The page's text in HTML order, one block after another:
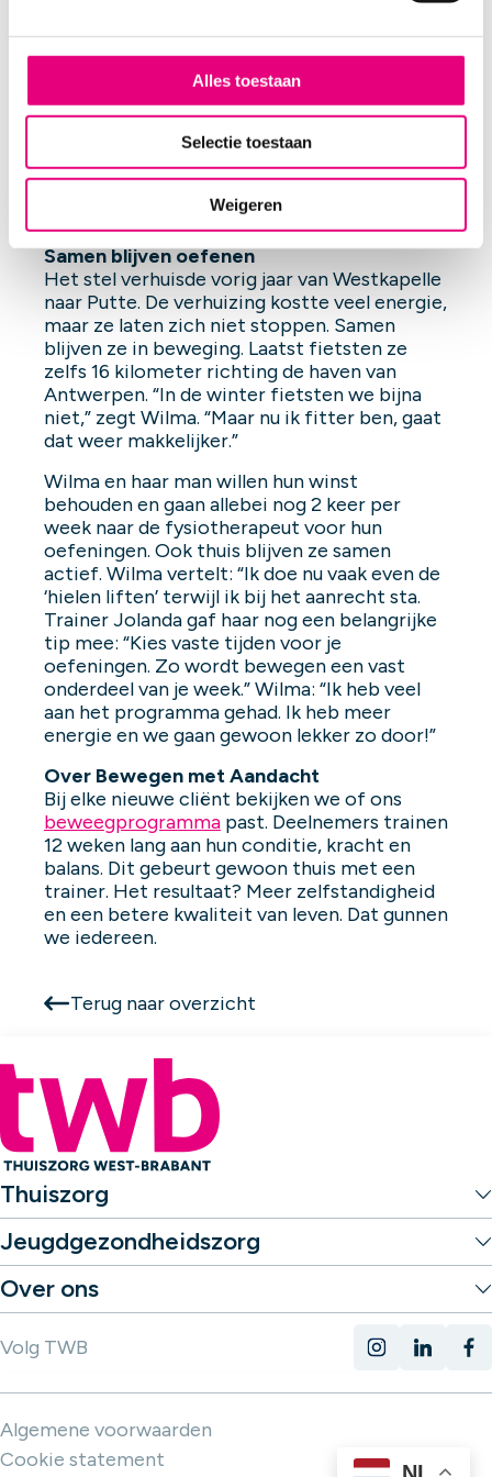
Alles toestaan
Selectie toestaan
Weigeren
weer kracht voor de rest van de dag.”
Ze heeft door de oefeningen ook minder last
van koude voeten. Dat komt door het ‘hielen
liften’, waarbij ze op haar tenen moet staan.
“In het begin voelde ik steken in mijn voeten.
Dat was een teken dat het bloed weer goed
ging stromen. Nu voelt dat weer helemaal
Samen blijven oefenen
Het stel verhuisde vorig jaar van Westkapelle
naar Putte. De verhuizing kostte veel energie,
maar ze laten zich niet stoppen. Samen
blijven ze in beweging. Laatst fietsten ze
zelfs 16 kilometer richting de haven van
Antwerpen. “In de winter fietsten we bijna
niet,” zegt Wilma. “Maar nu ik fitter ben, gaat
dat weer makkelijker.”
Wilma en haar man willen hun winst
behouden en gaan allebei nog 2 keer per
week naar de fysiotherapeut voor hun
oefeningen. Ook thuis blijven ze samen
actief. Wilma vertelt: “Ik doe nu vaak even de
‘hielen liften’ terwijl ik bij het aanrecht sta.
Trainer Jolanda gaf haar nog een belangrijke
tip mee: “Kies vaste tijden voor je
oefeningen. Zo wordt bewegen een vast
onderdeel van je week.” Wilma: “Ik heb veel
aan het programma gehad. Ik heb meer
energie en we gaan gewoon lekker zo door!”
Over Bewegen met Aandacht
Bij elke nieuwe cliënt bekijken we of ons
beweegprogramma past. Deelnemers trainen
12 weken lang aan hun conditie, kracht en
balans. Dit gebeurt gewoon thuis met een
trainer. Het resultaat? Meer zelfstandigheid
en een betere kwaliteit van leven. Dat gunnen
we iedereen.
Terug naar overzicht
Thuiszorg
Jeugdgezondheidszorg
Over ons
Volg TWB
Algemene voorwaarden
Cookie statement